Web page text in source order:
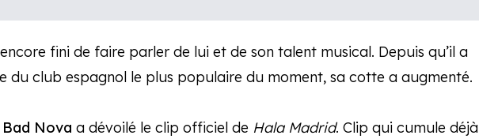
encore fini de faire parler de lui et de son talent musical. Depuis qu’il a
du club espagnol le plus populaire du moment, sa cotte a augmenté.
Bad Nova a dévoilé le clip officiel de Hala Madrid. Clip qui cumule déjà